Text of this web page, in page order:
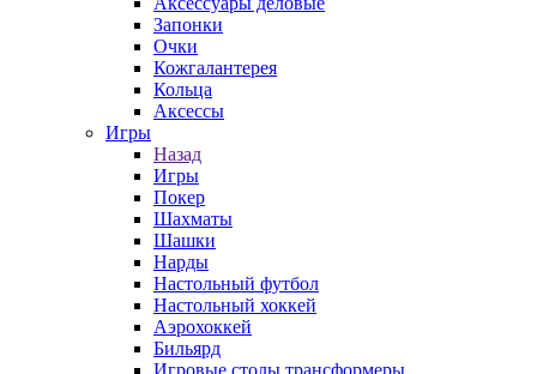
Запонки
Очки
Кожгалантерея
Кольца
Аксессы
Игры
Назад
Игры
Покер
Шахматы
Шашки
Нарды
Настольный футбол
Настольный хоккей
Аэрохоккей
Бильярд
Игровые столы трансформеры